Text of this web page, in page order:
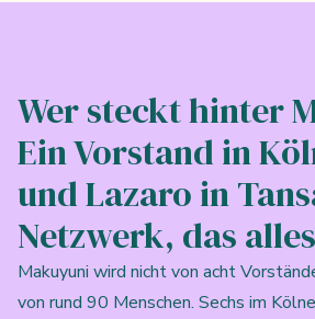
Wer steckt hinter
Ein Vorstand in
und Lazaro in
Netzwerk, das
Makuyuni wird nicht von acht
von rund 90 Menschen. Sechs im